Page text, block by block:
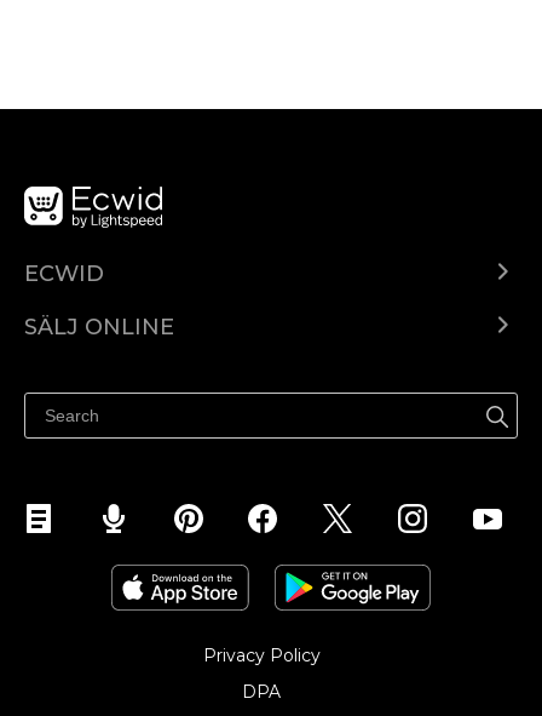
ECWID
Pris
SÄLJ ONLINE
Sälj på Facebook
Sälj på Instagram
Privacy Policy
DPA